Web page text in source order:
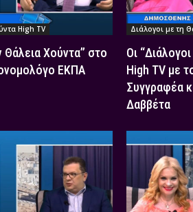
High TV
Θάλεια Χούντα” στο
ΕΚΠΑ
Διάλογοι με τη
Οι
High TV με
Συγγραφέα
Δαββέτα